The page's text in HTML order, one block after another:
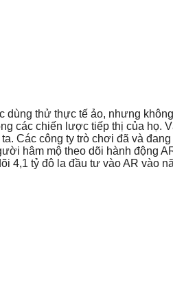
thử thực tế ảo, nhưng
các chiến lược tiếp thị của họ.
Các công ty trò chơi đã và
hâm mộ theo dõi hành động
4,1 tỷ đô la đầu tư vào AR vào